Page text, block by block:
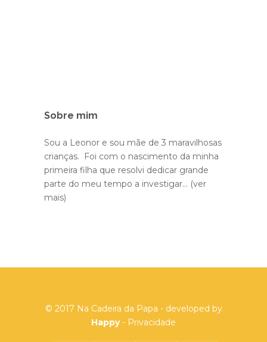
Sobre mim
Sou a Leonor e sou mãe de 3 maravilhosas
crianças. Foi com o nascimento da minha
primeira filha que resolvi dedicar grande
parte do meu tempo a investigar... (ver
mais)
© 2017 Na Cadeira da Papa - developed by
Happy- Privacidade